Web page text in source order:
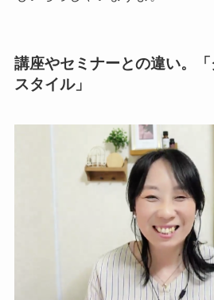
講座やセミナーとの違い。
スタイル」